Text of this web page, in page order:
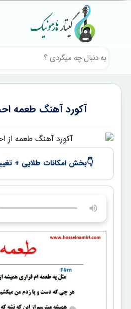
آکورد آهنگ طعمه
👇بخش امکانات طلایی +